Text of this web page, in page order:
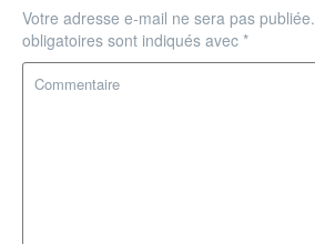
Votre adresse e-mail ne sera pas publiée.
obligatoires sont indiqués avec *